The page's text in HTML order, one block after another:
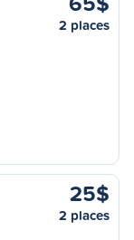
2 places
25$
2 places